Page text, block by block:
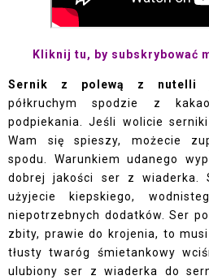
Kliknij tu, by subskrybować
Sernik z polewą z nutelli
półkruchym spodzie z
podpiekania. Jeśli wolicie
Wam się spieszy, możecie
spodu. Warunkiem udanego
dobrej jakości ser z wiaderka.
użyjecie kiepskiego,
niepotrzebnych dodatków. Ser
zbity, prawie do krojenia, to
tłusty twaróg śmietankowy
ulubiony ser z wiaderka do